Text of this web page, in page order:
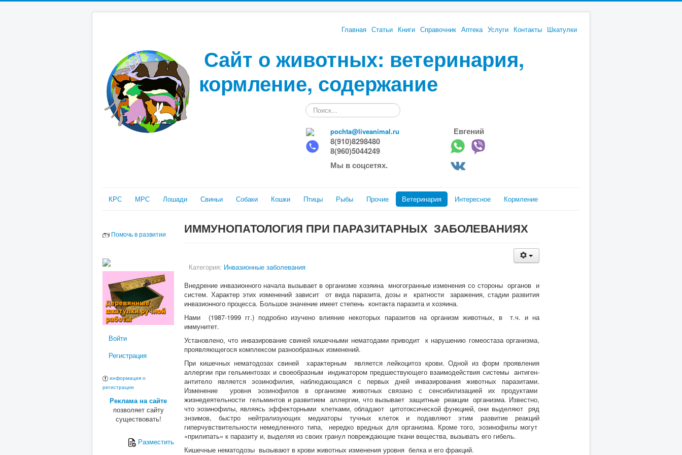
Главная Статьи Книги Справочник Аптека Услуги Контакты Шкатулки
Сайт о животных: ветеринария,
кормление, содержание
Искать...
pochta@liveanimal.ru
Евгений
8(910)8298480
8(960)5044249
Мы в соцсетях.
КРС МРС Лошади Свиньи Собаки Кошки Птицы Рыбы Прочие Ветеринария Интересное Кормление
Помочь в развитии
Войти
Регистрация
информация о
регистрации
Реклама на сайте
позволяет сайту
существовать!
Разместить
ИММУНОПАТОЛОГИЯ ПРИ ПАРАЗИТАРНЫХ ЗАБОЛЕВАНИЯХ
Категория: Инвазионные заболевания
Внедрение инвазионного начала вызывает в организме хозяина многогранные изменения со стороны органов и
систем. Характер этих изменений зависит от вида паразита, дозы и кратности заражения, стадии развития
инвазионного процесса. Большое значение имеет степень контакта паразита и хозяина.
Нами (1987-1999 гг.) подробно изучено влияние некоторых паразитов на организм животных, в т.ч. и на
иммунитет.
Установлено, что инвазирование свиней кишечными нематодами приводит к нарушению гомеостаза организма,
проявляющегося комплексом разнообразных изменений.
При кишечных нематодозах свиней характерным является лейкоцитоз крови. Одной из форм проявления
аллергии при гельминтозах и своеобразным индикатором предшествующего взаимодействия системы антиген-
антитело является эозинофилия, наблюдающаяся с первых дней инвазирования животных паразитами.
Изменение уровня эозинофилов в организме животных связано с сенсибилизацией их продуктами
жизнедеятельности гельминтов и развитием аллергии, что вызывает защитные реакции организма. Известно,
что эозинофилы, являясь эффекторными клетками, обладают цитотоксической функцией, они выделяют ряд
энзимов, быстро нейтрализующих медиаторы тучных клеток и подавляют этим развитие реакций
гиперчувствительности немедленного типа, нередко вредных для организма. Кроме того, эозинофилы могут
«прилипать» к паразиту и, выделяя из своих гранул повреждающие ткани вещества, вызывать его гибель.
Кишечные нематодозы вызывают в крови животных изменения уровня белка и его фракций.